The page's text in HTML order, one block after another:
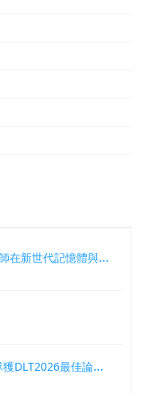
【專題演講】 梁郁珮教授 程式設計師在新世代記憶體與儲存系統中的角色與挑戰
周兆龍及郭崇韋老師指導的研究團隊獲DLT2026最佳論文獎